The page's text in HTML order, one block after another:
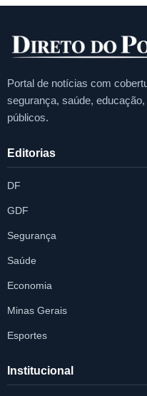
Portal de notícias com
segurança, saúde,
públicos.
Editorias
DF
GDF
Segurança
Saúde
Economia
Minas Gerais
Esportes
Institucional